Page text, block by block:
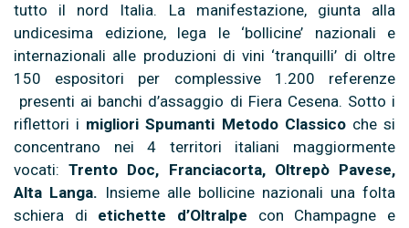
tutto il nord Italia. La manifestazione, giunta alla
undicesima edizione, lega le ‘bollicine’ nazionali e
internazionali alle produzioni di vini ‘tranquilli’ di oltre
150 espositori per complessive 1.200 referenze
presenti ai banchi d’assaggio di Fiera Cesena. Sotto i
riflettori i migliori Spumanti Metodo Classicoche si
concentrano nei 4 territori italiani maggiormente
vocati:Trento Doc, Franciacorta, Oltrepò Pavese,
Alta Langa. Insieme alle bollicine nazionali una folta
schiera di etichette d’Oltralpe con Champagne e